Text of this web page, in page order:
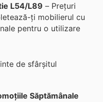
L54/L89 – Prețuri
ți mobilierul cu
pentru o utilizare
de sfârșitul
Săptămânale